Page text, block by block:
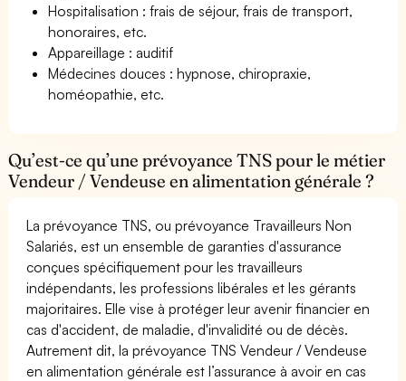
Hospitalisation : frais de séjour, frais de transport,
honoraires, etc.
Appareillage : auditif
Médecines douces : hypnose, chiropraxie,
homéopathie, etc.
Qu’est-ce qu’une prévoyance TNS pour le métier
Vendeur / Vendeuse en alimentation générale ?
La prévoyance TNS, ou prévoyance Travailleurs Non
Salariés, est un ensemble de garanties d'assurance
conçues spécifiquement pour les travailleurs
indépendants, les professions libérales et les gérants
majoritaires. Elle vise à protéger leur avenir financier en
cas d'accident, de maladie, d'invalidité ou de décès.
Autrement dit, la prévoyance TNS Vendeur / Vendeuse
en alimentation générale est l’assurance à avoir en cas